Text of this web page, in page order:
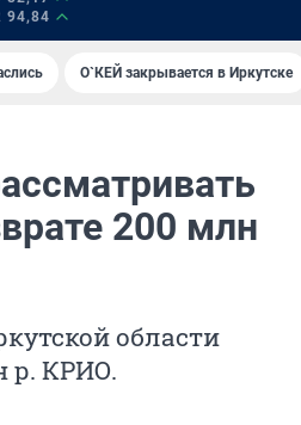
94,84
О`КЕЙ закрывается в Иркутске
200 млн
области
р. КРИО.